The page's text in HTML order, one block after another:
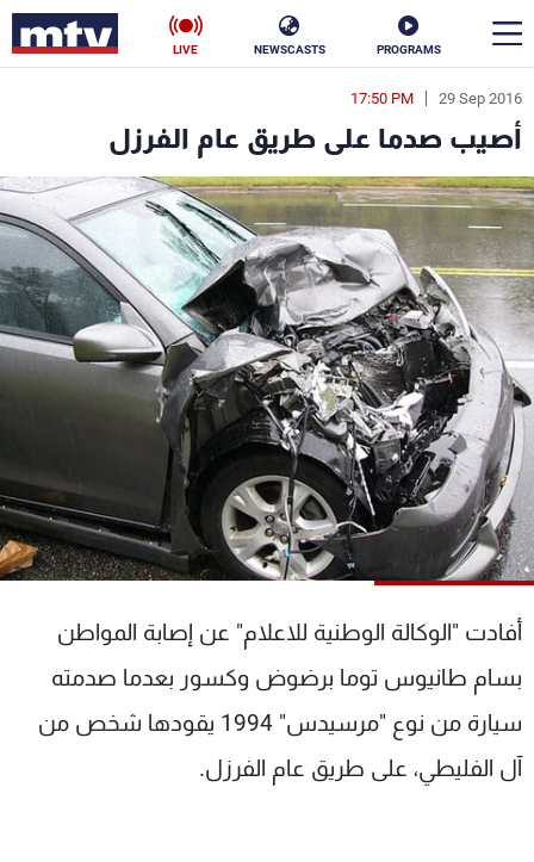
PROGRAMS
NEWSCASTS
LIVE
29 Sep 2016
17:50 PM
أصيب صدما على طريق عام الفرزل
أفادت "الوكالة الوطنية للاعلام" عن إصابة المواطن
بسام طانيوس توما برضوض وكسور بعدما صدمته
سيارة من نوع "مرسيدس" 1994 يقودها شخص من
آل الفليطي، على طريق عام الفرزل.
en
الأخبار
سياسة ناس
إقتصاد فن
منوعات رياضة
كأس العالم
البرامج
جدول البرامج
شاهد البرامج
الترددات
الإنـتـاج
لاعلاناتكم
وظائف
تواصل معنا
شروط الإسـتخدام